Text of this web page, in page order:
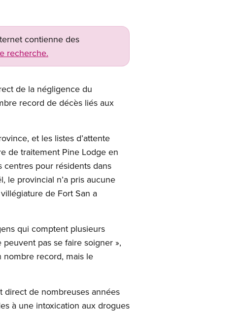
contienne des
recherche.
de la négligence du
record de décès liés aux
et les listes d’attente
de traitement Pine Lodge en
pour résidents dans
le provincial n’a pris aucune
de Fort San a
qui comptent plusieurs
pas se faire soigner »,
nombre record, mais le
direct de nombreuses années
à une intoxication aux drogues